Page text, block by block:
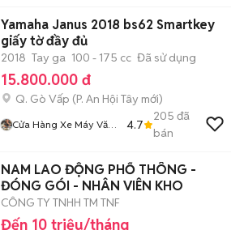
Yamaha Janus 2018 bs62 Smartkey
giấy tờ đầy đủ
2018 Tay ga 100 - 175 cc Đã sử dụng
15.800.000 đ
Q. Gò Vấp (P. An Hội Tây mới)
Cửa Hàng Xe Máy Văn
4.7
205 đã
bán
NAM LAO ĐỘNG PHỔ THÔNG -
ĐÓNG GÓI - NHÂN VIÊN KHO
CÔNG TY TNHH TM TNF
Đến 10 triệu/tháng